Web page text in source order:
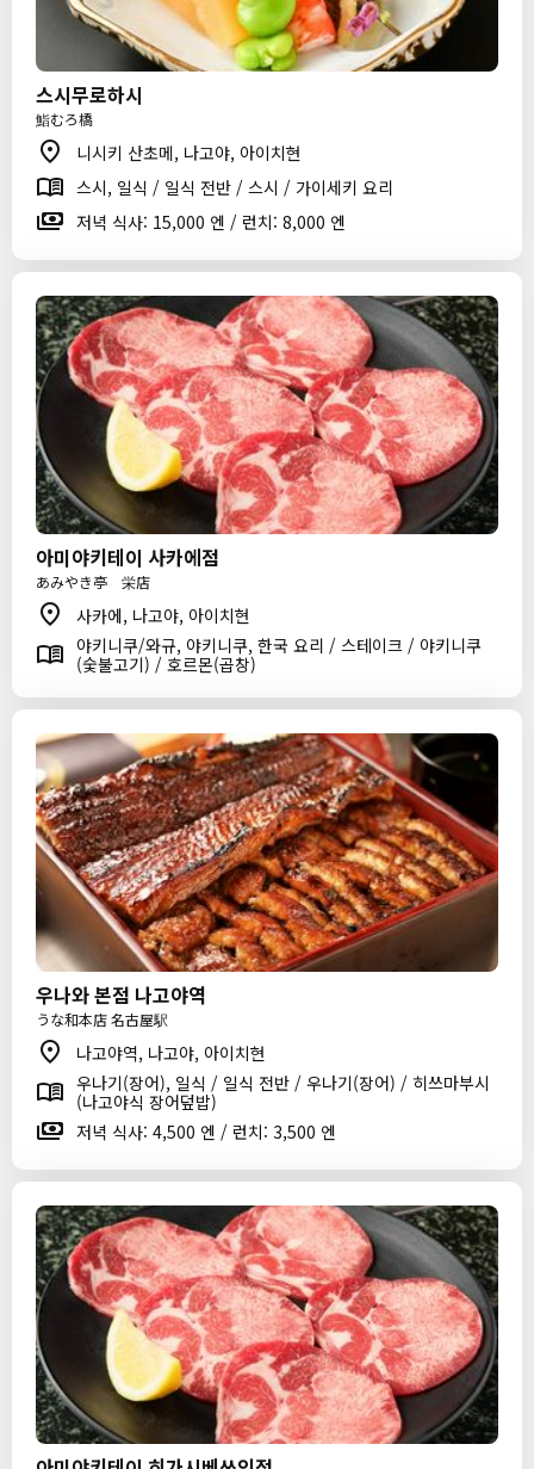
스시무로하시
鮨むろ橋
니시키 산초메, 나고야, 아이치현
스시, 일식 / 일식 전반 / 스시 / 가이세키 요리
저녁 식사: 15,000 엔 / 런치: 8,000 엔
아미야키테이 사카에점
あみやき亭 栄店
사카에, 나고야, 아이치현
야키니쿠/와규, 야키니쿠, 한국 요리 / 스테이크 / 야키니쿠
(숯불고기) / 호르몬(곱창)
우나와 본점 나고야역
うな和本店 名古屋駅
나고야역, 나고야, 아이치현
우나기(장어), 일식 / 일식 전반 / 우나기(장어) / 히쓰마부시
(나고야식 장어덮밥)
저녁 식사: 4,500 엔 / 런치: 3,500 엔